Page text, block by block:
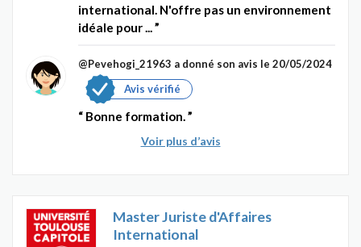
international. N'offre pas un environnement
idéale pour ...
@Pevehogi_21963 a donné son avis le 20/05/2024
Avis vérifié
Bonne formation.
Voir plus d’avis
Master Juriste d'Affaires
International